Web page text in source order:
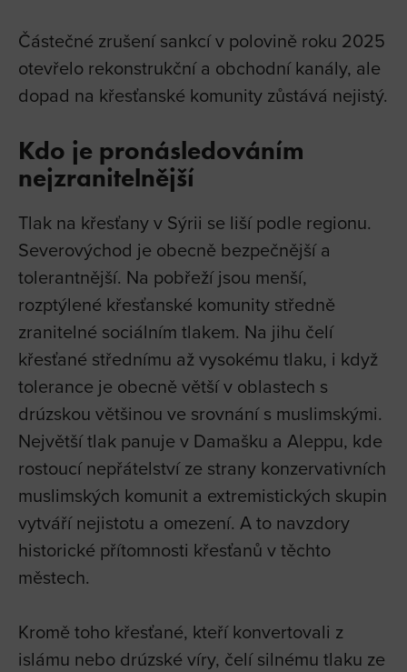
Částečné zrušení sankcí v polovině roku 2025
otevřelo rekonstrukční a obchodní kanály, ale
dopad na křesťanské komunity zůstává nejistý.
Kdo je pronásledováním
nejzranitelnější
Tlak na křesťany v Sýrii se liší podle regionu.
Severovýchod je obecně bezpečnější a
tolerantnější. Na pobřeží jsou menší,
rozptýlené křesťanské komunity středně
zranitelné sociálním tlakem. Na jihu čelí
křesťané střednímu až vysokému tlaku, i když
tolerance je obecně větší v oblastech s
drúzskou většinou ve srovnání s muslimskými.
Největší tlak panuje v Damašku a Aleppu, kde
rostoucí nepřátelství ze strany konzervativních
muslimských komunit a extremistických skupin
vytváří nejistotu a omezení. A to navzdory
historické přítomnosti křesťanů v těchto
městech.
Kromě toho křesťané, kteří konvertovali z
islámu nebo drúzské víry, čelí silnému tlaku ze